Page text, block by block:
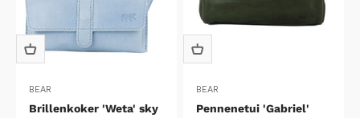
BEAR
Brillenkoker 'Weta' sky
BEAR
Pennenetui 'Gabriel'